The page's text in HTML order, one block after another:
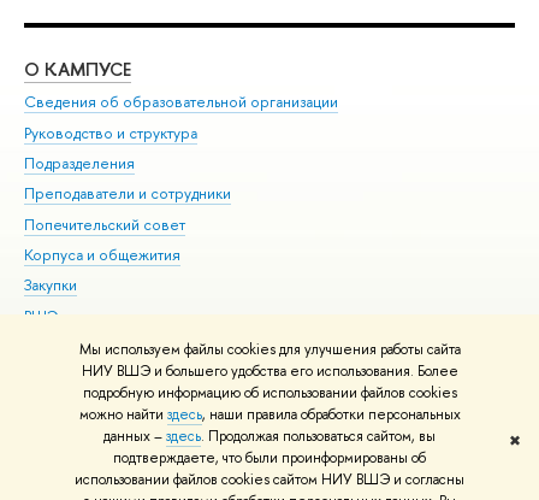
Мы используем файлы cookies для улучшения работы сайта
НИУ ВШЭ и большего удобства его использования. Более
подробную информацию об использовании файлов cookies
можно найти здесь, наши правила обработки персональных
данных –здесь. Продолжая пользоваться сайтом, вы
подтверждаете, что были проинформированы об
использовании файлов cookies сайтом НИУ ВШЭ и согласны
✖
О КАМПУСЕ
Сведения об образовательной организации
Руководство и структура
Подразделения
Преподаватели и сотрудники
Попечительский совет
Корпуса и общежития
Закупки
ВШЭ для студентов с ограниченными возможностями
здоровья и инвалидностью
Версия для слабовидящих
Единая платежная страница
© НИУ ВШЭ 1993–2026 Адреса и контакты Условия использования